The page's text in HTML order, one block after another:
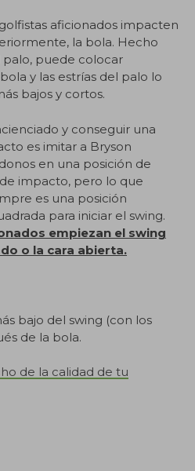
aficionados impacten
la bola. Hecho
palo, puede colocar
y las estrías del palo lo
bajos y cortos.
y conseguir una
es imitar a Bryson
en una posición de
impacto, pero lo que
es una posición
para iniciar el swing.
empiezan el swing
o la cara abierta.
bajo del swing (con los
de la bola.
de la calidad de tu